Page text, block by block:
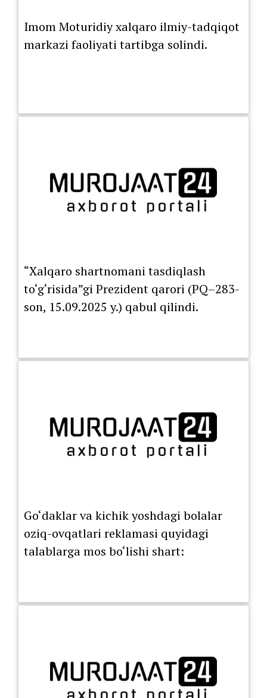
Imom Moturidiy xalqaro ilmiy-tadqiqot
markazi faoliyati tartibga solindi.
“Xalqaro shartnomani tasdiqlash
to‘g‘risida”gi Prezident qarori (PQ–283-
son, 15.09.2025 y.) qabul qilindi.
Go‘daklar va kichik yoshdagi bolalar
oziq-ovqatlari reklamasi quyidagi
talablarga mos bo‘lishi shart: